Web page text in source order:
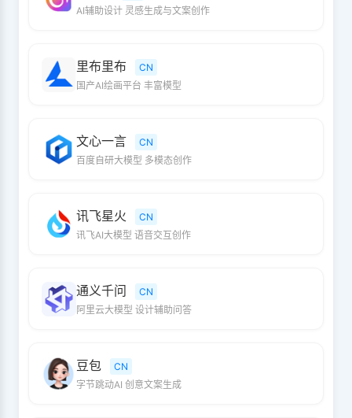
AI辅助设计 灵感生成与文案创作
里布里布
CN
国产AI绘画平台 丰富模型
文心一言
CN
百度自研大模型 多模态创作
讯飞星火
CN
讯飞AI大模型 语音交互创作
通义千问
CN
阿里云大模型 设计辅助问答
豆包
CN
字节跳动AI 创意文案生成